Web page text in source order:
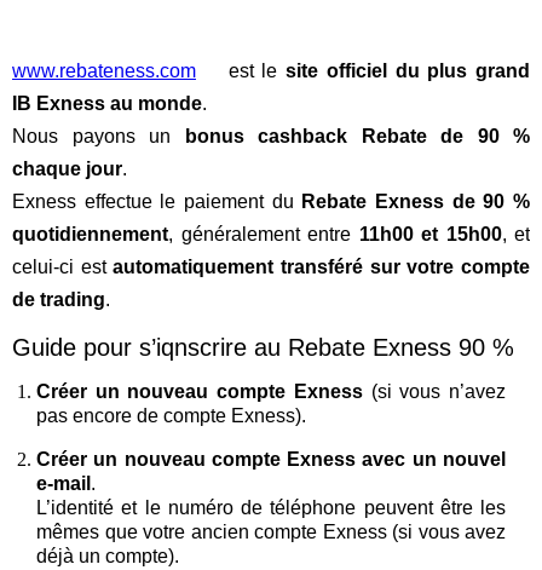
www.rebateness.com est lesite officiel du plus grand
IB Exness au monde.
Nous payons un
bonus cashback Rebate de 90 %
chaque jour.
Exness effectue le paiement du Rebate Exness de 90 %
quotidiennement, généralement entre 11h00 et 15h00, et
celui-ci estautomatiquement transféré sur votre compte
de trading.
Guide pour s’iqnscrire au Rebate Exness 90 %
Créer un nouveau compte Exness(si vous n’avez
pas encore de compte Exness).
Créer un nouveau compte Exness avec un nouvel
e-mail .
L’identité et le numéro de téléphone peuvent être les
mêmes que votre ancien compte Exness (si vous avez
déjà un compte).